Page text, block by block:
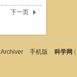
下一页
Archiver 手机版 科学网 (